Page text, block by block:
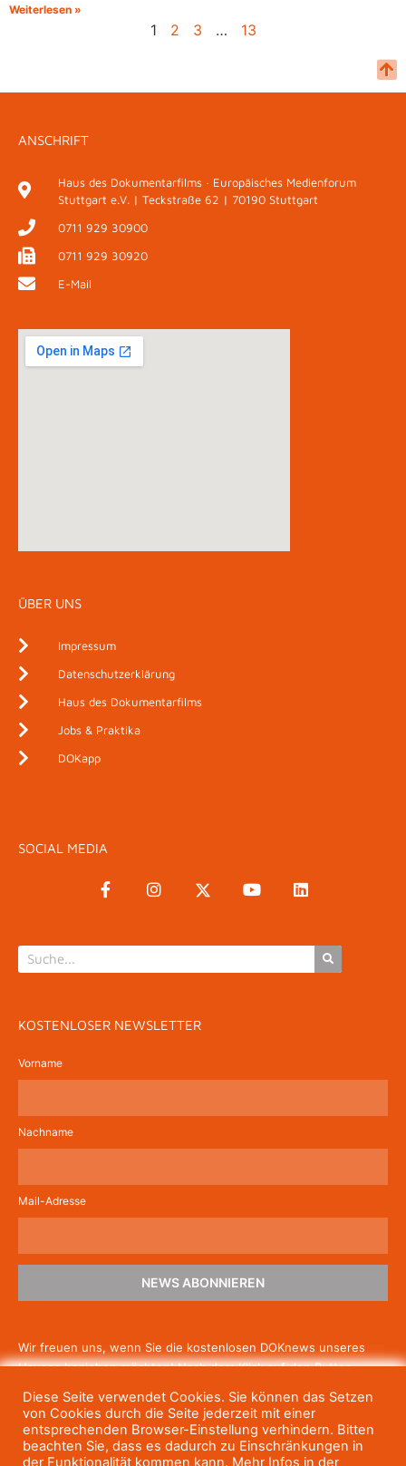
Weiterlesen »
1 2 3 … 13
ANSCHRIFT
Haus des Dokumentarfilms · Europäisches Medienforum
Stuttgart e.V. | Teckstraße 62 | 70190 Stuttgart
0711 929 30900
0711 929 30920
E-Mail
ÜBER UNS
Impressum
Datenschutzerklärung
Haus des Dokumentarfilms
Jobs & Praktika
DOKapp
SOCIAL MEDIA
KOSTENLOSER NEWSLETTER
Vorname
Nachname
Mail-Adresse
NEWS ABONNIEREN
Wir freuen uns, wenn Sie die kostenlosen DOKnews unseres
Hauses beziehen möchten! Nach dem Klick auf den Button
um die Newsletter-Anmeldung abzuschließen. Wenn Sie unsere
Gratis-News irgendwann nicht mehr erhalten wollen, können
Siesich jederzeit einfach wieder abmelden.
Diese Seite verwendet Cookies. Sie können das Setzen
von Cookies durch die Seite jederzeit mit einer
entsprechenden Browser-Einstellung verhindern. Bitten
beachten Sie, dass es dadurch zu Einschränkungen in
der Funktionalität kommen kann. Mehr Infos in der